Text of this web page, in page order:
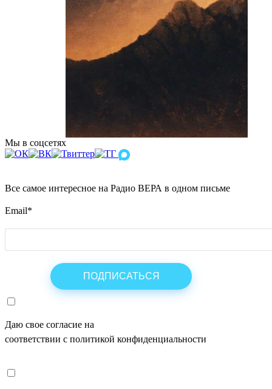
Мы в соцсетях
Все самое интересное на Радио ВЕРА в одном письме
Email*
Даю свое согласие на
соответствии с политикой конфиденциальности